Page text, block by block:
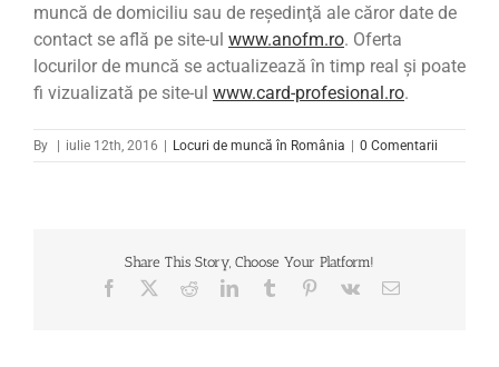
muncă de domiciliu sau de reşedinţă ale căror date de
contact se află pe site-ul www.anofm.ro. Oferta
locurilor de muncă se actualizează în timp real şi poate
fi vizualizată pe site-ul www.card-profesional.ro.
By | iulie 12th, 2016 | Locuri de muncă în România | 0 Comentarii
Share This Story, Choose Your Platform!
Facebook RedditLinkedInTumblr Pinterest
Vk Email